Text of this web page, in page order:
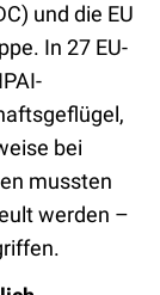
und die EU
In 27 EU-
bei
mussten
werden –